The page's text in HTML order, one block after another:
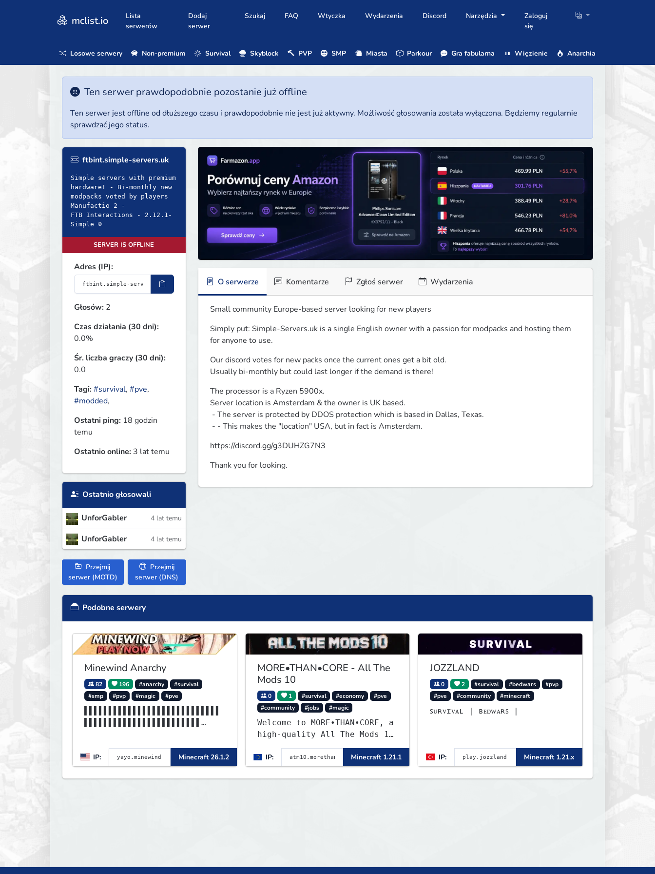
mclist.io
Lista
serwerów
Dodaj
serwer
Szukaj FAQ Wtyczka Wydarzenia Discord Narzędzia
Zaloguj
się
Losowe serwery Non-premium Survival Skyblock PVP SMP Miasta Parkour Gra fabularna Więzienie Anarchia
Ten serwer prawdopodobnie pozostanie już offline
Ten serwer jest offline od dłuższego czasu i prawdopodobnie nie jest już aktywny. Możliwość głosowania została wyłączona. Będziemy regularnie
sprawdzać jego status.
ftbint.simple-servers.uk
Simple servers with premium
hardware! - Bi-monthly new
modpacks voted by players
Manufactio 2 -
FTB Interactions - 2.12.1-
Simple ☺
SERVER IS OFFLINE
Adres (IP):
Głosów: 2
Czas działania (30 dni):
0.0%
Śr. liczba graczy (30 dni):
0.0
Tagi:#survival, #pve,
#modded,
Ostatni ping: 18 godzin
temu
Ostatnio online: 3 lat temu
Ostatnio głosowali
UnforGabler 4 lat temu
UnforGabler 4 lat temu
Przejmij
serwer (MOTD)
Przejmij
serwer (DNS)
O serwerze Komentarze Zgłoś serwer Wydarzenia
Small community Europe-based server looking for new players
Simply put: Simple-Servers.uk is a single English owner with a passion for modpacks and hosting them
for anyone to use.
Our discord votes for new packs once the current ones get a bit old.
Usually bi-monthly but could last longer if the demand is there!
The processor is a Ryzen 5900x.
Server location is Amsterdam & the owner is UK based.
- - This makes the "location" USA, but in fact is Amsterdam.
https://discord.gg/g3DUHZG7N3
Thank you for looking.
Podobne serwery
Minewind Anarchy
82 196 #anarchy
#survival
#smp
#pvp #magic #pve
IP:
Minecraft 26.1.2
MORE•THAN•CORE - All The
Mods 10
0 1 #survival #economy
#pve
#community
#jobs #magic
Welcome to MORE•THAN•CORE, a
high-quality All The Mods 10
players who want a smooth,
polished, and rewarding
modded experience.
IP: Minecraft 1.21.1
JOZZLAND
0 2 #survival #bedwars
#pvp
#pve
#community #minecraft
ꜱᴜʀᴠɪᴠᴀʟ | ʙᴇᴅᴡᴀʀꜱ |
IP: Minecraft 1.21.x